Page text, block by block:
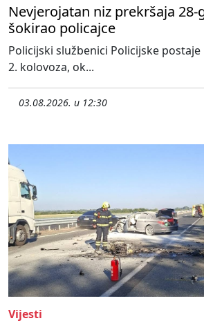
Nevjerojatan niz prekršaja 28-
šokirao policajce
Policijski službenici Policijske
2. kolovoza, ok...
03.08.2026. u 12:30
Vijesti